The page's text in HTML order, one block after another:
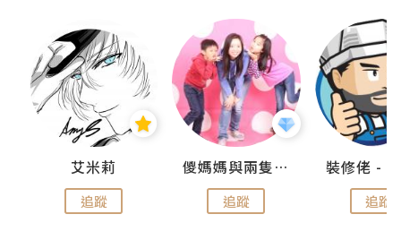
艾米莉
追蹤
儍媽媽與兩隻小魔怪之家
追蹤 追蹤